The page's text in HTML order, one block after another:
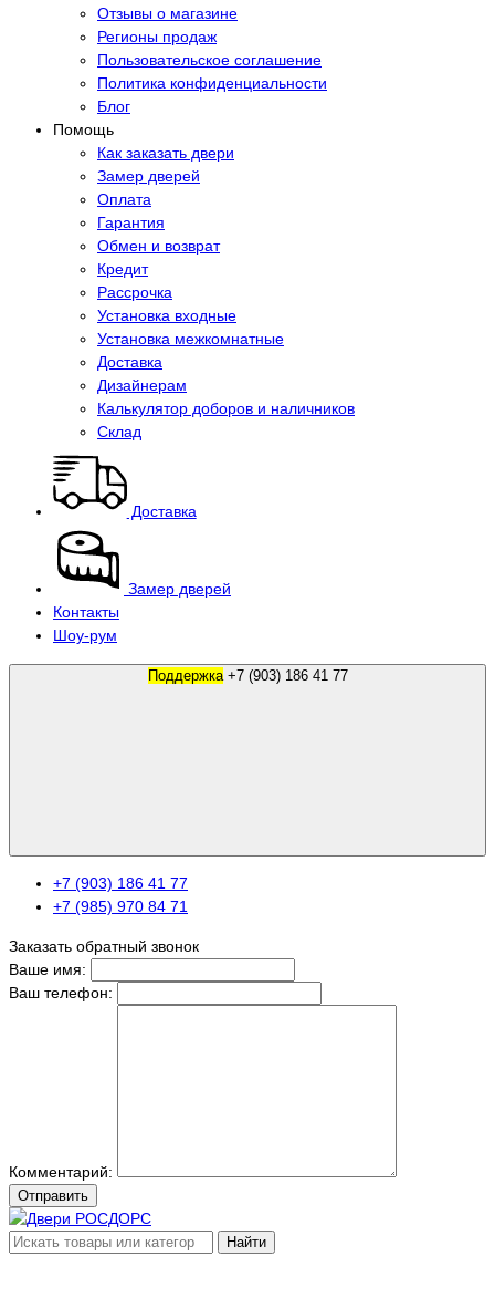
Отзывы о магазине
Регионы продаж
Пользовательское соглашение
Политика конфиденциальности
Блог
Помощь
Как заказать двери
Замер дверей
Оплата
Гарантия
Обмен и возврат
Кредит
Рассрочка
Установка входные
Установка межкомнатные
Доставка
Дизайнерам
Калькулятор доборов и наличников
Склад
Доставка
Замер дверей
Контакты
Шоу-рум
Поддержка +7 (903) 186 41 77
+7 (903) 186 41 77
+7 (985) 970 84 71
Заказать обратный звонок
Ваше имя:
Ваш телефон:
Комментарий:
Отправить
Найти